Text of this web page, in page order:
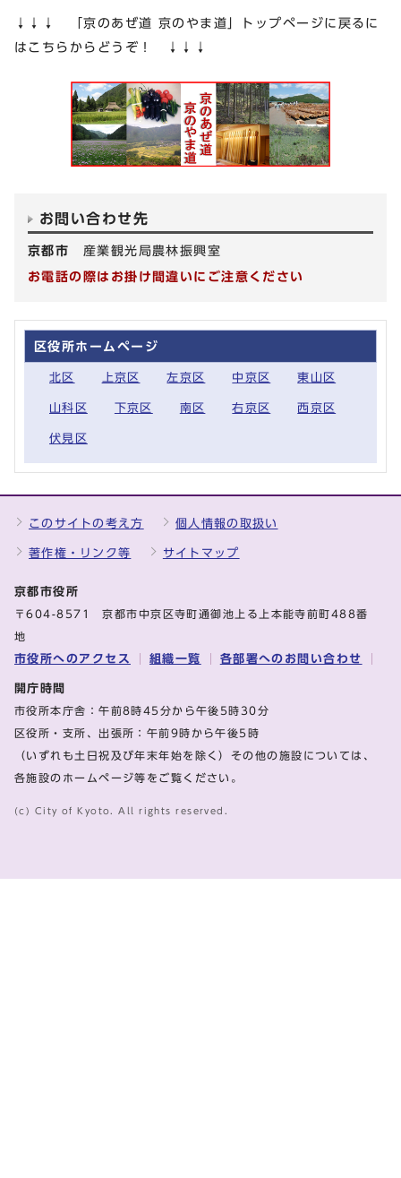
↓↓↓ 「京のあぜ道 京のやま道」トップページに戻るに
はこちらからどうぞ！ ↓↓↓
お問い合わせ先
京都市 産業観光局農林振興室
お電話の際はお掛け間違いにご注意ください
区役所ホームページ
北区 上京区 左京区 中京区 東山区
山科区 下京区 南区 右京区 西京区
伏見区
このサイトの考え方 個人情報の取扱い
著作権・リンク等 サイトマップ
京都市役所
〒604-8571 京都市中京区寺町通御池上る上本能寺前町488番
地
市役所へのアクセス 組織一覧 各部署へのお問い合わせ
開庁時間
市役所本庁舎：午前8時45分から午後5時30分
区役所・支所、出張所：午前9時から午後5時
（いずれも土日祝及び年末年始を除く）その他の施設については、
各施設のホームページ等をご覧ください。
(c) City of Kyoto. All rights reserved.